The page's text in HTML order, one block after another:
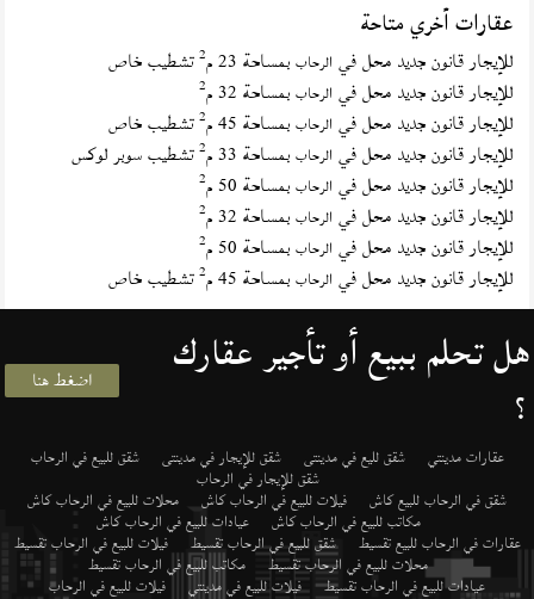
عقارات أخري متاحة
للإيجار قانون جديد محل في الرحاب بمساحة 23 م 2تشطيب خاص
للإيجار قانون جديد محل في الرحاب بمساحة 32 م 2
للإيجار قانون جديد محل في الرحاب بمساحة 45 م 2تشطيب خاص
للإيجار قانون جديد محل في الرحاب بمساحة 33 م 2تشطيب سوبر لوكس
للإيجار قانون جديد محل في الرحاب بمساحة 50 م 2
للإيجار قانون جديد محل في الرحاب بمساحة 32 م 2
للإيجار قانون جديد محل في الرحاب بمساحة 50 م 2
للإيجار قانون جديد محل في الرحاب بمساحة 45 م 2تشطيب خاص
هل تحلم ببيع أو تأجير عقارك
؟ اضغط هنا
عقارات مدينتي شقق لليع في مدينتى شقق للإيجار في مدينتى شقق للبيع في الرحاب
شقق للإيجار في الرحاب
شقق في الرحاب للبيع كاش فيلات للبيع في الرحاب كاش محلات للبيع في الرحاب كاش
مكاتب للبيع في الرحاب كاش عيادات للبيع في الرحاب كاش
عقارات في الرحاب للبيع تقسيط شقق للبيع في الرحاب تقسيط فيلات للبيع في الرحاب تقسيط
محلات للبيع في الرحاب تقسيط مكاتب للبيع في الرحاب تقسيط
عيادات للبيع في الرحاب تقسيط فيلات للبيع في مدينتي فيلات للبيع في الرحاب